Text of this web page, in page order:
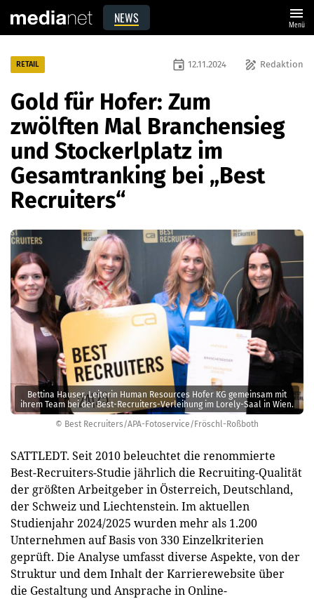
NEWS menu
Menü
© Best Recruiters/APA-Fotoservice/Fröschl-Roßboth
Bettina Hauser, Leiterin Human Resources Hofer KG gemeinsam mit
ihrem Team bei der Best-Recruiters-Verleihung im Lorely-Saal in Wien.
RETAIL draw Redaktion
event 12.11.2024
Gold für Hofer: Zum
zwölften Mal Branchensieg
und Stockerlplatz im
Gesamtranking bei „Best
Recruiters“
SATTLEDT. Seit 2010 beleuchtet die renommierte
Best-Recruiters-Studie jährlich die Recruiting-Qualität
der größten Arbeitgeber in Österreich, Deutschland,
der Schweiz und Liechtenstein. Im aktuellen
Studienjahr 2024/2025 wurden mehr als 1.200
Unternehmen auf Basis von 330 Einzelkriterien
geprüft. Die Analyse umfasst diverse Aspekte, von der
Struktur und dem Inhalt der Karrierewebsite über
die Gestaltung und Ansprache in Online-